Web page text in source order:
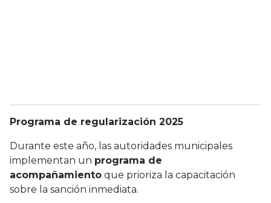
Programa de regularización 2025
Durante este año, las autoridades municipales
implementan un programa de
acompañamiento que prioriza la capacitación
sobre la sanción inmediata.